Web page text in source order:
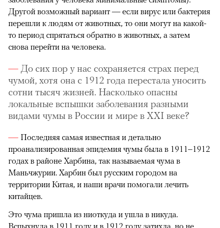
Другой возможный вариант — если вирус или бактерия
перешли к людям от животных, то они могут на какой-
то период спрятаться обратно в животных, а затем
снова перейти на человека.
До сих пор у нас сохраняется страх перед
чумой, хотя она с 1912 года перестала уносить
сотни тысяч жизней. Насколько опасны
локальные вспышки заболевания разными
видами чумы в России и мире в XXI веке?
Последняя самая известная и детально
проанализированная эпидемия чумы была в 1911–1912
годах в районе Харбина, так называемая чума в
Маньчжурии. Харбин был русским городом на
территории Китая, и наши врачи помогали лечить
китайцев.
Это чума пришла из ниоткуда и ушла в никуда.
Вспыхнула в 1911 году и в 1912 году затихла, но не